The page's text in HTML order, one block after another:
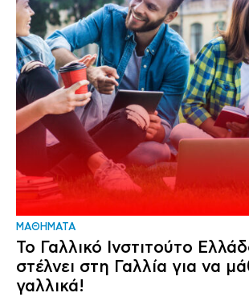
ΜΑΘΗΜΑΤΑ
Το Γαλλικό Ινστιτούτο
στέλνει στη Γαλλία για να
γαλλικά!